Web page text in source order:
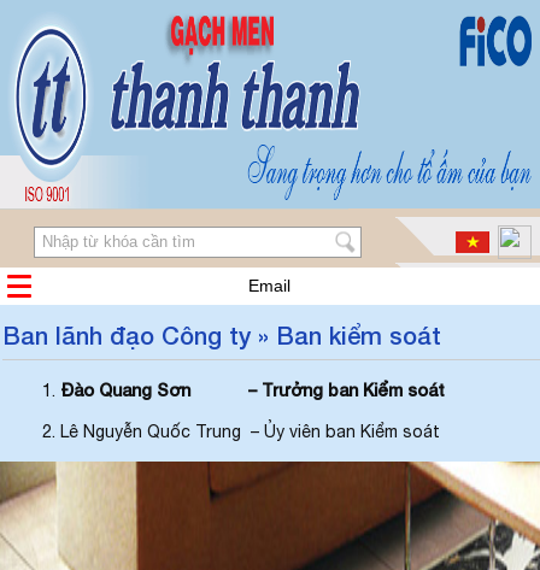
Email
Ban lãnh đạo Công ty » Ban kiểm soát
Đào Quang Sơn – Trưởng ban Kiểm soát
Lê Nguyễn Quốc Trung – Ủy viên ban Kiểm soát